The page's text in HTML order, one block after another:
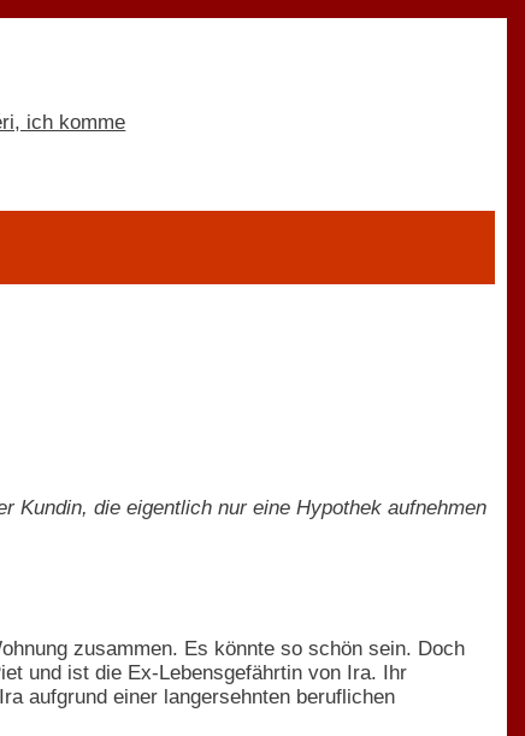
Kundin, die eigentlich nur eine Hypothek aufnehmen
zusammen. Es könnte so schön sein. Doch
und ist die Ex-Lebensgefährtin von Ira. Ihr
aufgrund einer langersehnten beruflichen